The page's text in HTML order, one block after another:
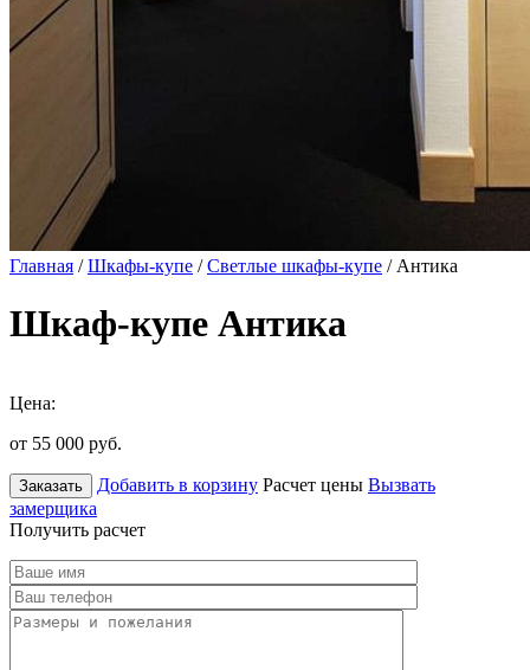
Главная /Шкафы-купе /Светлые шкафы-купе / Антика
Шкаф-купе Антика
Цена:
от 55 000 руб.
Заказать Добавить в корзину Расчет цены Вызвать
замерщика
Получить расчет